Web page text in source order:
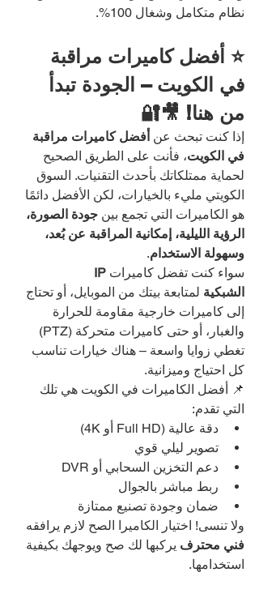
نظام متكامل وشغال 100%.
⭐ أفضل كاميرات مراقبة
في الكويت – الجودة تبدأ
من هنا! 🎥🔐
إذا كنت تبحث عن أفضل كاميرات مراقبة
في الكويت، فأنت على الطريق الصحيح
لحماية ممتلكاتك بأحدث التقنيات. السوق
الكويتي مليء بالخيارات، لكن الأفضل دائمًا
هو الكاميرات التي تجمع بين جودة الصورة،
الرؤية الليلية، إمكانية المراقبة عن بُعد،
وسهولة الاستخدام.
سواء كنت تفضل كاميرات
الشبكية لمتابعة بيتك من الموبايل، أو تحتاج
إلى كاميرات خارجية مقاومة للحرارة
والغبار، أو حتى كاميرات متحركة (PTZ)
تغطي زوايا واسعة – هناك خيارات تناسب
كل احتياج وميزانية.
📌 أفضل الكاميرات في الكويت هي تلك
التي تقدم:
دقة عالية (Full HD أو 4K)
تصوير ليلي قوي
دعم التخزين السحابي أو DVR
ربط مباشر بالجوال
ضمان وجودة تصنيع ممتازة
ولا تنسى! اختيار الكاميرا الصح لازم يرافقه
فني محترف يركبها لك صح ويوجهك بكيفية
استخدامها.